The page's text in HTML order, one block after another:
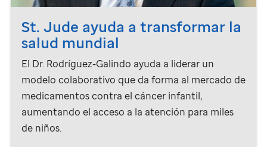
St. Jude ayuda a transformar la
salud mundial
El Dr. Rodríguez-Galindo ayuda a liderar un
modelo colaborativo que da forma al mercado de
medicamentos contra el cáncer infantil,
aumentando el acceso a la atención para miles
de niños.